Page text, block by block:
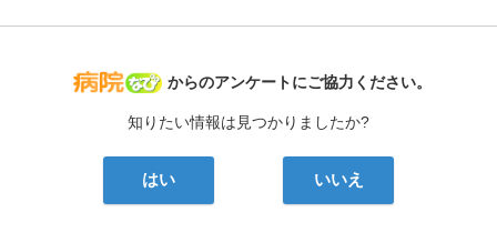
病院なび
からのアンケートにご協力ください。
知りたい情報は見つかりましたか?
はい いいえ